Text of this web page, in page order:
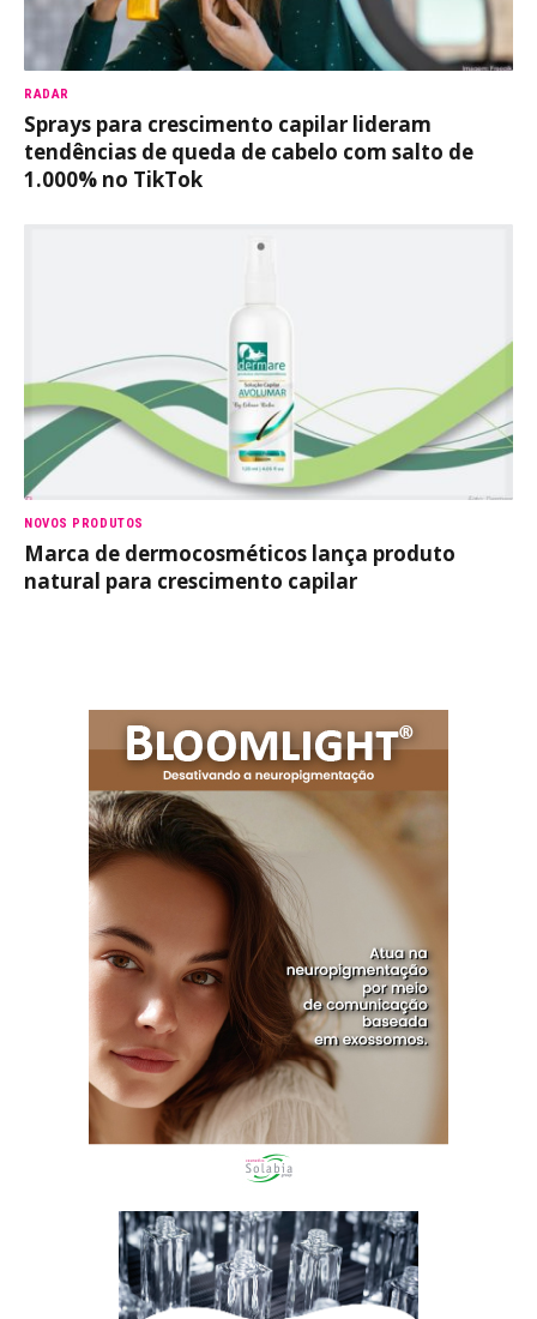
RADAR
Sprays para crescimento capilar lideram
tendências de queda de cabelo com salto de
1.000% no TikTok
NOVOS PRODUTOS
Marca de dermocosméticos lança produto
natural para crescimento capilar